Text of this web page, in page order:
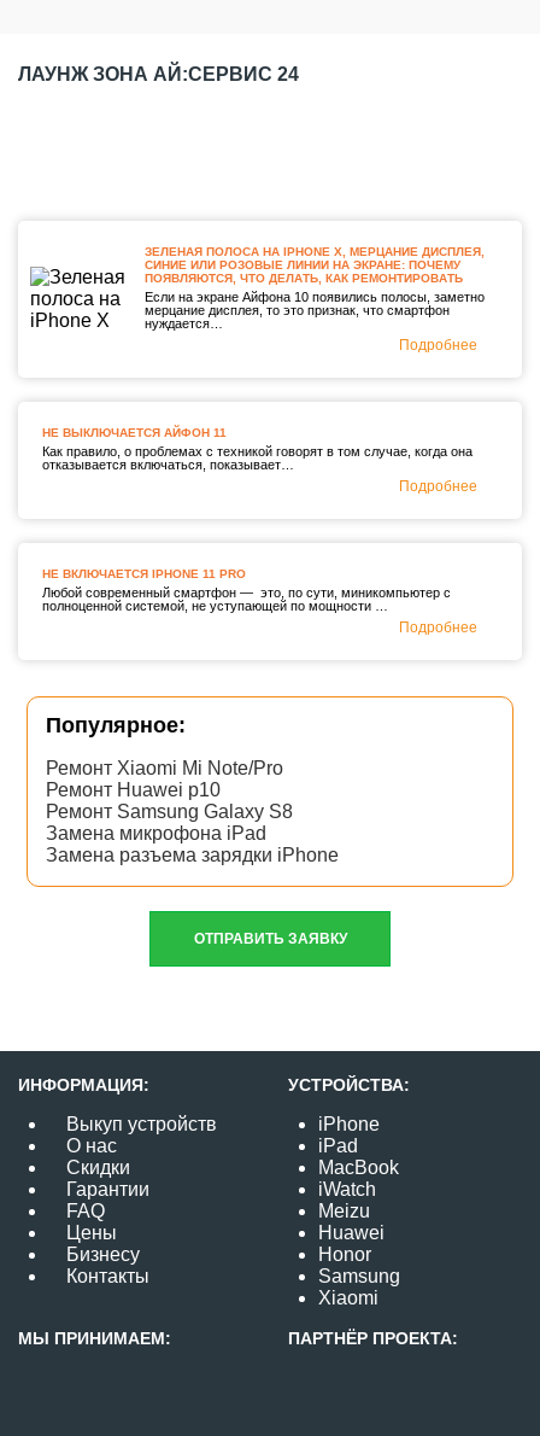
ЛАУНЖ ЗОНА АЙ:СЕРВИС 24
ЗЕЛЕНАЯ ПОЛОСА НА IPHONE X, МЕРЦАНИЕ ДИСПЛЕЯ,
СИНИЕ ИЛИ РОЗОВЫЕ ЛИНИИ НА ЭКРАНЕ: ПОЧЕМУ
ПОЯВЛЯЮТСЯ, ЧТО ДЕЛАТЬ, КАК РЕМОНТИРОВАТЬ
Если на экране Айфона 10 появились полосы, заметно
мерцание дисплея, то это признак, что смартфон
нуждается…
Подробнее
НЕ ВЫКЛЮЧАЕТСЯ АЙФОН 11
Как правило, о проблемах с техникой говорят в том случае, когда она
отказывается включаться, показывает…
Подробнее
НЕ ВКЛЮЧАЕТСЯ IPHONE 11 PRO
Любой современный смартфон — это, по сути, миникомпьютер с
полноценной системой, не уступающей по мощности …
Подробнее
Популярное:
Ремонт Xiaomi Mi Note/Pro
Ремонт Huawei p10
Ремонт Samsung Galaxy S8
Замена микрофона iPad
Замена разъема зарядки iPhone
ОТПРАВИТЬ ЗАЯВКУ
МЫ ПРИНИМАЕМ:
ИНФОРМАЦИЯ:
Выкуп устройств
О нас
Скидки
Гарантии
FAQ
Цены
Бизнесу
Контакты
УСТРОЙСТВА:
iPhone
iPad
MacBook
iWatch
Meizu
Huawei
Honor
Samsung
Xiaomi
ПАРТНЁР ПРОЕКТА: